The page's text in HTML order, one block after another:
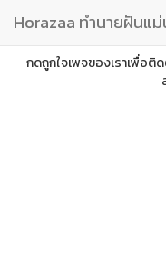
Horazaa ทำนายฝันแ
กดถูกใจเพจของเราเพื่อติ